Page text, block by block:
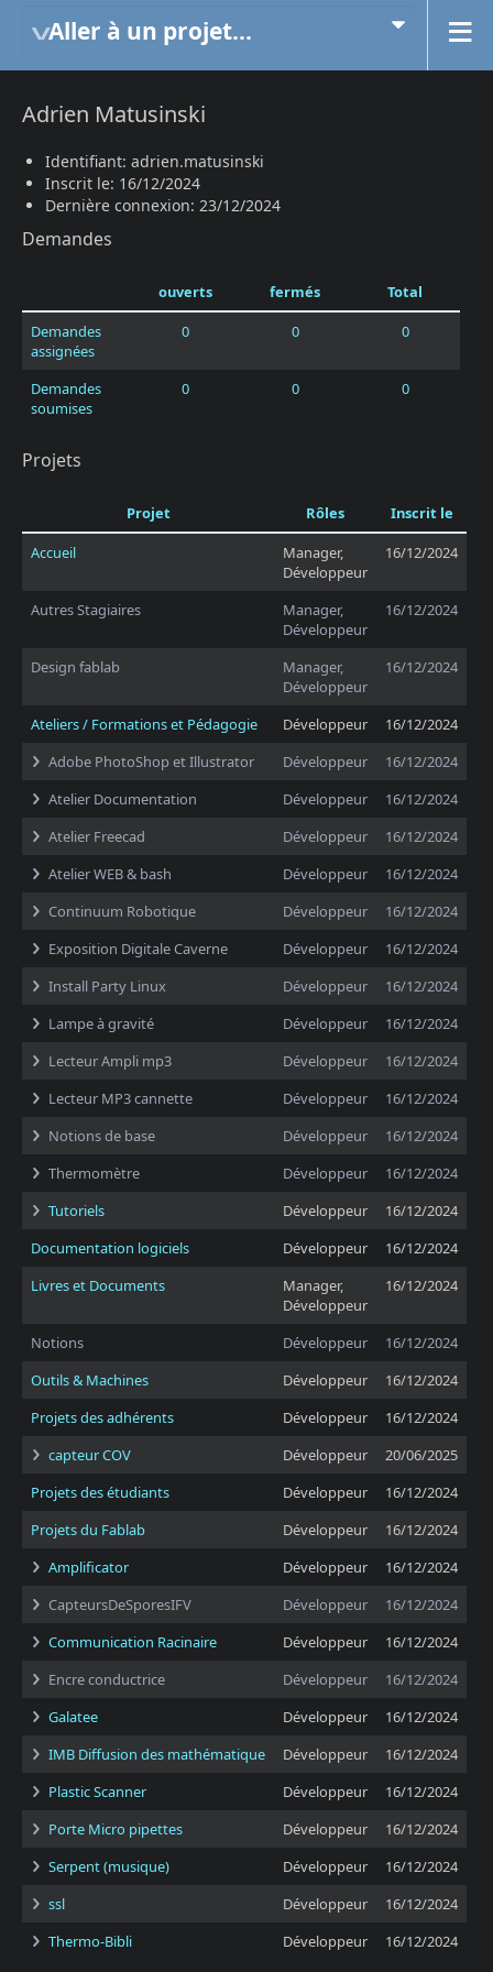
Aller à un projet...
Adrien Matusinski
Identifiant: adrien.matusinski
Inscrit le: 16/12/2024
Dernière connexion: 23/12/2024
Demandes
ouverts fermés
Total
Demandes
assignées
0 0 0
Demandes
soumises
0 0 0
Projets
Projet Rôles
Inscrit le
Accueil
Manager,
Développeur
16/12/2024
Autres Stagiaires
Manager,
Développeur
16/12/2024
Design fablab
Manager,
Développeur
16/12/2024
Ateliers / Formations et Pédagogie Développeur
16/12/2024
Adobe PhotoShop et Illustrator
Développeur
16/12/2024
Atelier Documentation
Développeur
16/12/2024
Atelier Freecad
Développeur
16/12/2024
Atelier WEB & bash
Développeur
16/12/2024
Continuum Robotique
Développeur
16/12/2024
Exposition Digitale Caverne
Développeur
16/12/2024
Install Party Linux
Développeur
16/12/2024
Lampe à gravité
Développeur
16/12/2024
Lecteur Ampli mp3
Développeur
16/12/2024
Lecteur MP3 cannette
Développeur
16/12/2024
Notions de base
Développeur
16/12/2024
Thermomètre
Développeur
16/12/2024
Tutoriels
Développeur
16/12/2024
Documentation logiciels
Développeur
16/12/2024
Livres et Documents
Manager,
Développeur
16/12/2024
Notions Développeur
16/12/2024
Outils & Machines
Développeur
16/12/2024
Projets des adhérents
Développeur
16/12/2024
capteur COV
Développeur
20/06/2025
Projets des étudiants
Développeur
16/12/2024
Projets du Fablab
Développeur
16/12/2024
Amplificator
Développeur
16/12/2024
CapteursDeSporesIFV
Développeur
16/12/2024
Communication Racinaire
Développeur
16/12/2024
Encre conductrice
Développeur
16/12/2024
Galatee
Développeur
16/12/2024
IMB Diffusion des mathématique
Développeur
16/12/2024
Plastic Scanner
Développeur
16/12/2024
Porte Micro pipettes
Développeur
16/12/2024
Serpent (musique)
Développeur
16/12/2024
ssl
Développeur
16/12/2024
Thermo-Bibli
Développeur 16/12/2024